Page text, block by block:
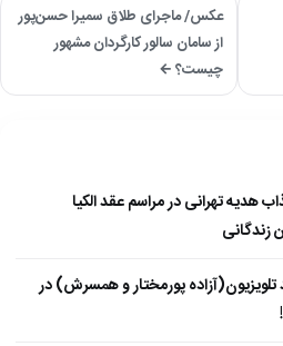
عکس/ ماجرای طلاق سمیرا حسن‌پور
از سامان سالور کارگردان مشهور
چیست؟ ←
تهرانی در مراسم عقد الکیا
زندگانی
تلویزیون(آزاده پورمختار و همسرش) در